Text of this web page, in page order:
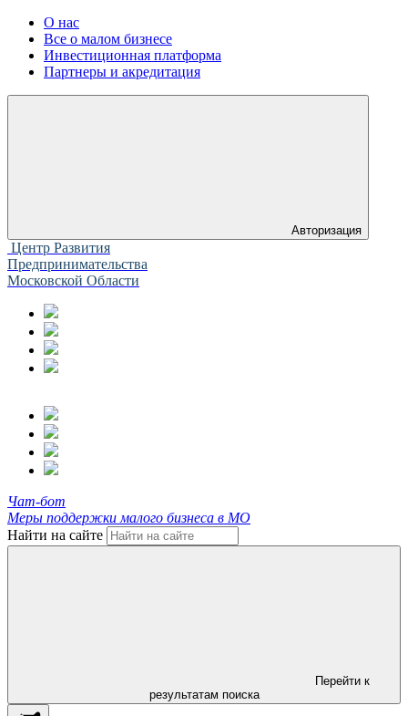
О нас
Все о малом бизнесе
Инвестиционная платформа
Партнеры и акредитация
Авторизация
Центр Развития
Предпринимательства
Московской Области
Чат-бот
Меры поддержки малого бизнеса в МО
Найти на сайте
Перейти к
результатам поиска